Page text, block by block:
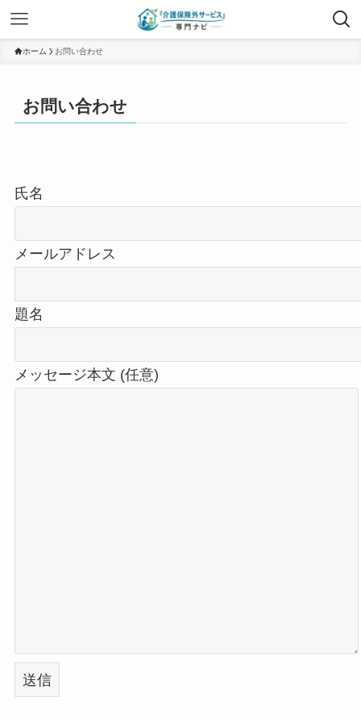
ホーム お問い合わせ
お問い合わせ
氏名
メールアドレス
題名
メッセージ本文 (任意)